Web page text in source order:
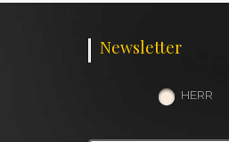
Newsletter
HERR